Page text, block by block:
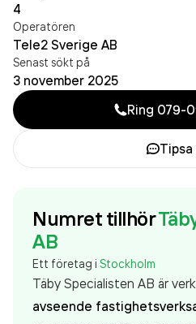
4
Operatören
Tele2 Sverige AB
Senast sökt på
3 november 2025
Ring 079-
Tipsa
Numret tillhör
AB
Ett företag i Stockholm
Täby Specialisten AB är
avseende